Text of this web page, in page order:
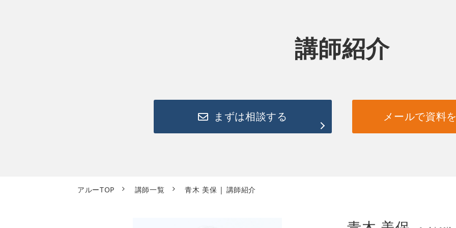
講師紹介
まずは相談する メールで資料
アルーTOP 講師一覧 青木 美保 | 講師紹介